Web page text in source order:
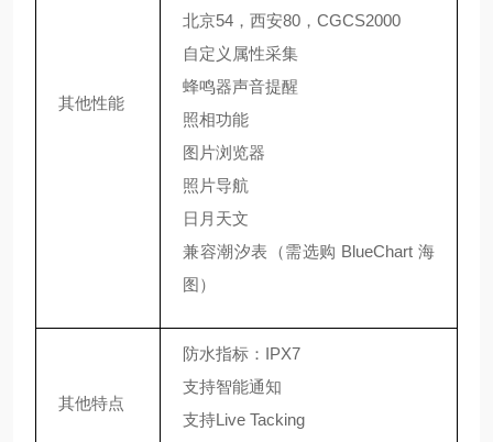
其他性能
北京54，西安80，CGCS2000
自定义属性采集
蜂鸣器声音提醒
照相功能
图片浏览器
照片导航
日月天文
兼容潮汐表（需选购 BlueChart 海
图）
其他特点
防水指标：IPX7
支持智能通知
支持Live Tacking